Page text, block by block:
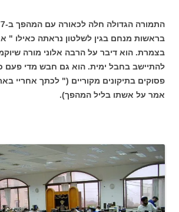
בראשות מנחם בגין לשלטון נראתה כאילו "
בצמרת. הוא דיבר על הרבה אלוני מורה
להתיישב בחבל ימית. הוא גם חבש מדי פעם
פסוקים בתיקונים מקוריים (" לכתך אחריי
אמר על אשתו בליל המהפך).